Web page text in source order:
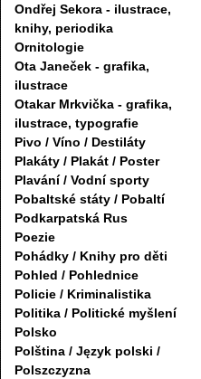
Ondřej Sekora - ilustrace,
knihy, periodika
Ornitologie
Ota Janeček - grafika,
ilustrace
Otakar Mrkvička - grafika,
ilustrace, typografie
Pivo / Víno / Destiláty
Plakáty / Plakát / Poster
Plavání / Vodní sporty
Pobaltské státy / Pobaltí
Podkarpatská Rus
Poezie
Pohádky / Knihy pro děti
Pohled / Pohlednice
Policie / Kriminalistika
Politika / Politické myšlení
Polsko
Polština / Język polski /
Polszczyzna